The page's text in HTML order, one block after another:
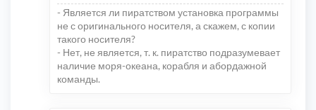
- Является ли пиратством установка программы
не с оригинального носителя, а скажем, с копии
такого носителя?
- Нет, не является, т. к. пиратство подразумевает
наличие моря-океана, корабля и абордажной
команды.